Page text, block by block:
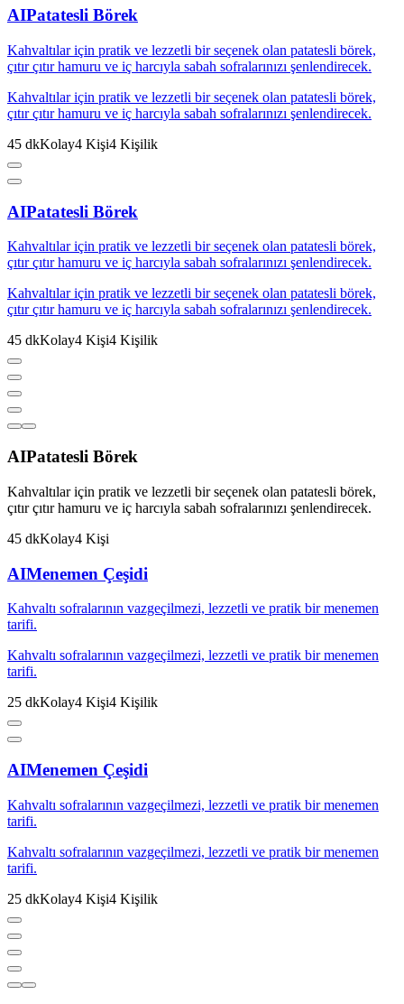
AIPatatesli Börek
Kahvaltılar için pratik ve lezzetli bir seçenek olan patatesli börek,
çıtır çıtır hamuru ve iç harcıyla sabah sofralarınızı şenlendirecek.
Kahvaltılar için pratik ve lezzetli bir seçenek olan patatesli börek,
çıtır çıtır hamuru ve iç harcıyla sabah sofralarınızı şenlendirecek.
45 dkKolay4 Kişi4 Kişilik
AIPatatesli Börek
Kahvaltılar için pratik ve lezzetli bir seçenek olan patatesli börek,
çıtır çıtır hamuru ve iç harcıyla sabah sofralarınızı şenlendirecek.
Kahvaltılar için pratik ve lezzetli bir seçenek olan patatesli börek,
çıtır çıtır hamuru ve iç harcıyla sabah sofralarınızı şenlendirecek.
45 dkKolay4 Kişi4 Kişilik
AIPatatesli Börek
Kahvaltılar için pratik ve lezzetli bir seçenek olan patatesli börek,
çıtır çıtır hamuru ve iç harcıyla sabah sofralarınızı şenlendirecek.
45 dkKolay4 Kişi
AIMenemen Çeşidi
Kahvaltı sofralarının vazgeçilmezi, lezzetli ve pratik bir menemen
tarifi.
Kahvaltı sofralarının vazgeçilmezi, lezzetli ve pratik bir menemen
tarifi.
25 dkKolay4 Kişi4 Kişilik
AIMenemen Çeşidi
Kahvaltı sofralarının vazgeçilmezi, lezzetli ve pratik bir menemen
tarifi.
Kahvaltı sofralarının vazgeçilmezi, lezzetli ve pratik bir menemen
tarifi.
25 dkKolay4 Kişi4 Kişilik